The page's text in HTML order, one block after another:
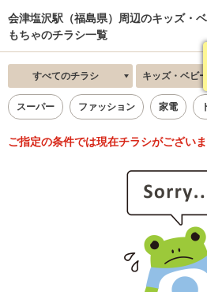
会津塩沢駅（福島県）周辺のキッズ・
もちゃのチラシ一覧
すべてのチラシ キッズ・ベビ
スーパー ファッション 家電
ご指定の条件では現在チラシがございま